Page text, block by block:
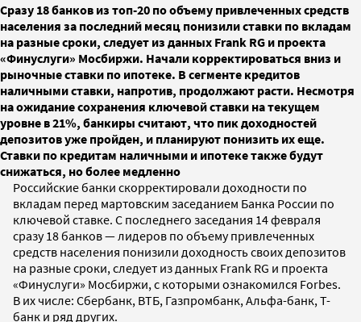
Сразу 18 банков из топ-20 по объему привлеченных средств
населения за последний месяц понизили ставки по вкладам
на разные сроки, следует из данных Frank RG и проекта
«Финуслуги» Мосбиржи. Начали корректироваться вниз и
рыночные ставки по ипотеке. В сегменте кредитов
наличными ставки, напротив, продолжают расти. Несмотря
на ожидание сохранения ключевой ставки на текущем
уровне в 21%, банкиры считают, что пик доходностей
депозитов уже пройден, и планируют понизить их еще.
Ставки по кредитам наличными и ипотеке также будут
снижаться, но более медленно
Российские банки скорректировали доходности по
вкладам перед мартовским заседанием Банка России по
ключевой ставке. С последнего заседания 14 февраля
сразу 18 банков — лидеров по объему привлеченных
средств населения понизили доходность своих депозитов
на разные сроки, следует из данных Frank RG и проекта
«Финуслуги» Мосбиржи, с которыми ознакомился Forbes.
В их числе: Сбербанк, ВТБ, Газпромбанк, Альфа-банк, Т-
банк и ряд других.